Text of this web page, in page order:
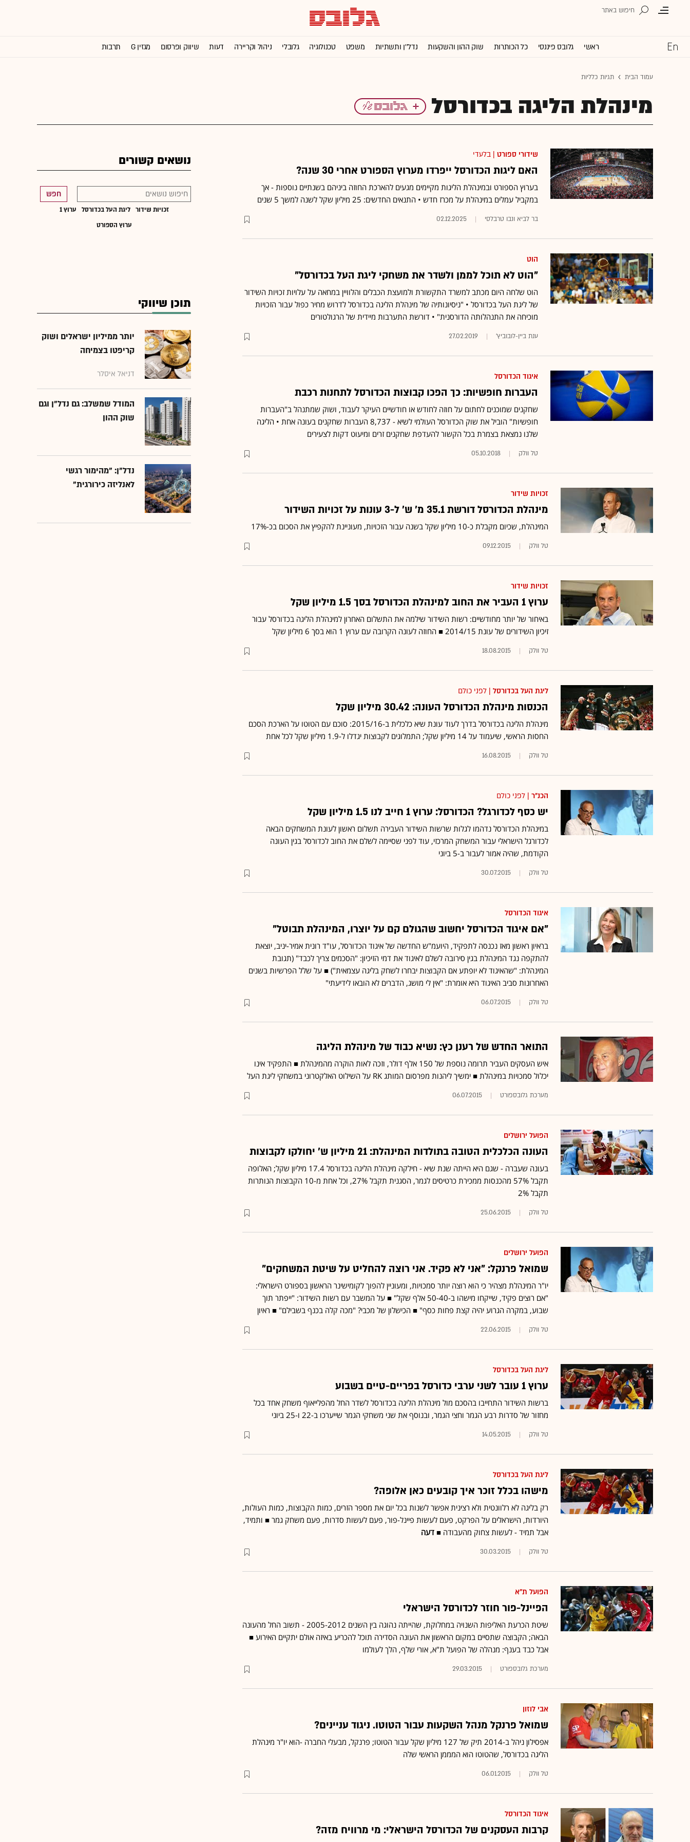
ראשי גלובס פיננסי כל הכותרות שוק ההון והשקעות נדל''ן ותשתיות משפט טכנולוגיה גלובלי ניהול וקריירה דעות שיווק ופרסום מגזין G תרבות
עמוד הבית תגיות כלליות
מינהלת הליגה בכדורסל
שידורי ספורט | בלעדי
האם ליגות הכדורסל ייפרדו מערוץ הספורט אחרי 30 שנה?
בערוץ הספורט ובמינהלת הליגות מקיימים מגעים להארכת החוזה ביניהם בשנתיים נוספות - אך
במקביל עמלים במינהלת על מכרז חדש • התנאים החדשים: 25 מיליון שקל לשנה למשך 5 שנים
בר לביא ונבו טרבלסי 02.12.2025
הוט
"הוט לא תוכל לממן ולשדר את משחקי ליגת העל בכדורסל"
הוט שלחה היום מכתב למשרד התקשורת ולמועצת הכבלים והלוויין במחאה על עלויות זכויות השידור
של ליגת העל בכדורסל • "ניסיונותיה של מינהלת הליגה בכדורסל לדרוש מחיר כפול עבור הזכויות
מוכיחה את התנהלותה הדורסנית" • דורשת התערבות מיידית של הרגולטורים
ענת ביין-לובוביץ' 27.02.2019
איגוד הכדורסל
העברות חופשיות: כך הפכו קבוצות הכדורסל לתחנות רכבת
שחקנים שמוכנים לחתום על חוזה לחודש או חודשיים העיקר לעבוד, ושוק שמתנהל ב"העברות
חופשיות" הוביל את שוק הכדורסל העולמי לשיא - 8,737 העברות שחקנים בעונה אחת • הליגה
שלנו נמצאת בצמרת בכל הקשור להעדפת שחקנים זרים ומיעוט דקות לצעירים
טל וולק 05.10.2018
זכויות שידור
מינהלת הכדורסל דורשת 35.1 מ' ש' ל-3 עונות על זכויות השידור
המינהלת, שכיום מקבלת כ-10 מיליון שקל בשנה עבור הזכויות, מעוניינת להקפיץ את הסכום בכ-17%
טל וולק 09.12.2015
זכויות שידור
ערוץ 1 העביר את החוב למינהלת הכדורסל בסך 1.5 מיליון שקל
באיחור של יותר מחודשיים: רשות השידור שילמה את התשלום האחרון למינהלת הליגה בכדורסל עבור
זיכיון השידורים של עונת 2014/15 ■ החוזה לעונה הקרובה עם ערוץ 1 הוא בסך 6 מיליון שקל
טל וולק 18.08.2015
ליגת העל בכדורסל | לפני כולם
הכנסות מינהלת הכדורסל העונה: 30.42 מיליון שקל
מינהלת הליגה בכדורסל בדרך לעוד עונת שיא כלכלית ב-2015/16: סוכם עם הטוטו על הארכת הסכם
החסות הראשי, שיעמוד על 14 מיליון שקל; התמלוגים לקבוצות יגדלו ל-1.9 מיליון שקל לכל אחת
טל וולק 16.08.2015
הכנ"ר | לפני כולם
יש כסף לכדורגל? הכדורסל: ערוץ 1 חייב לנו 1.5 מיליון שקל
במינהלת הכדורסל נדהמו לגלות שרשות השידור העבירה תשלום ראשון לעונת המשחקים הבאה
לכדורגל הישראלי עבור המשחק המרכזי, עוד לפני שסיימה לשלם את החוב לכדורסל בגין העונה
הקודמת, שהיה אמור לעבור ב-5 ביוני
טל וולק 30.07.2015
איגוד הכדורסל
"אם איגוד הכדורסל יחשוב שהגולם קם על יוצרו, המינהלת תבוטל"
בראיון ראשון מאז נכנסה לתפקיד, היועמ"ש החדשה של איגוד הכדורסל, עו"ד רונית אמיר-יניב, יוצאת
להתקפה נגד המינהלת בגין סירובה לשלם לאיגוד את דמי הזיכיון: "הסכמים צריך לכבד" (תגובת
המינהלת: "שהאיגוד לא יופתע אם הקבוצות יבחרו לשחק בליגה עצמאית") ■ על שלל הפרשיות בשנים
האחרונות סביב האיגוד היא אומרת: "אין לי מושג, הדברים לא הובאו לידיעתי"
טל וולק 06.07.2015
התואר החדש של רענן כץ: נשיא כבוד של מינהלת הליגה
איש העסקים העביר תרומה נוספת של 150 אלף דולר, וזכה לאות הוקרה מהמינהלת ■ התפקיד אינו
יכלול סמכויות במינהלת ■ ימשיך ליהנות מפרסום המותג RK על השילוט האלקטרוני במשחקי ליגת העל
מערכת גלובספורט 06.07.2015
הפועל ירושלים
העונה הכלכלית הטובה בתולדות המינהלת: 21 מיליון ש' יחולקו לקבוצות
בעונה שעברה - שגם היא הייתה שנת שיא - חילקה מינהלת הליגה בכדורסל 17.4 מיליון שקל; האלופה
תקבל 57% מהכנסות ממכירת כרטיסים לגמר, הסגנית תקבל 27%, וכל אחת מ-10 הקבוצות הנותרות
תקבל 2%
טל וולק 25.06.2015
הפועל ירושלים
שמואל פרנקל: "אני לא פקיד. אני רוצה להחליט על שיטת המשחקים"
יו"ר המינהלת מצהיר כי הוא רוצה יותר סמכויות, ומעוניין להפוך לקומישינר הראשון בספורט הישראלי:
"אם רוצים פקיד, שייקחו מישהו ב-50-40 אלף שקל" ■ על המשבר עם רשות השידור: "ייפתר תוך
שבוע, במקרה הגרוע יהיה קצת פחות כסף" ■ הכישלון של מכבי? "מכה קלה בכנף בשבילם" ■ ראיון
טל וולק 22.06.2015
ליגת העל בכדורסל
ערוץ 1 עובר לשני ערבי כדורסל בפריים-טיים בשבוע
ברשות השידור התחייבו בהסכם מול מינהלת הליגה בכדורסל לשדר החל מהפלייאוף משחק אחד בכל
מחזור של סדרות רבע הגמר וחצי הגמר, ובנוסף את שני משחקי הגמר שייערכו ב-22 ו-25 ביוני
טל וולק 14.05.2015
ליגת העל בכדורסל
מישהו בכלל זוכר איך קובעים כאן אלופה?
רק בליגה לא רלוונטית ולא רצינית אפשר לשנות בכל יום את מספר הזרים, כמות הקבוצות, כמות העולות,
היורדות, הישראלים על הפרקט, פעם לעשות פיינל-פור, פעם לעשות סדרות, פעם משחק גמר ■ ותמיד,
אבל תמיד - לעשות צחוק מהעבודה ■ דעה
טל וולק 30.03.2015
הפועל ת"א
הפיינל-פור חוזר לכדורסל הישראלי
שיטת הכרעת האליפות השנויה במחלוקת, שהייתה נהוגה בין השנים 2005-2012 - תשוב החל מהעונה
הבאה; הקבוצה שתסיים במקום הראשון את העונה הסדירה תוכל להכריע באיזה אולם יתקיים האירוע ■
אבל כבד בענף: מנהלה של הפועל ת"א, אורי שלף, הלך לעולמו
מערכת גלובספורט 29.03.2015
אבי לוזון
שמואל פרנקל מנהל השקעות עבור הטוטו. ניגוד עניינים?
אפסילון ניהל ב-2014 תיק של 127 מיליון שקל עבור הטוטו; פרנקל, מבעלי החברה -הוא יו"ר מינהלת
הליגה בכדורסל, שהטוטו הוא המממן הראשי שלה
טל וולק 06.01.2015
איגוד הכדורסל
קרבות העסקנים של הכדורסל הישראלי: מי מרוויח מזה?
נושאים קשורים
חפש
זכויות שידור ליגת העל בכדורסל
ערוץ 1
ערוץ הספורט
תוכן שיווקי
יותר ממיליון ישראלים ושוק
קריפטו בצמיחה
דניאל איסלר
המודל שמשלב: גם נדל"ן וגם
שוק ההון
נדל"ן: "מהימור רגשי
לאנליזה כירורגית"